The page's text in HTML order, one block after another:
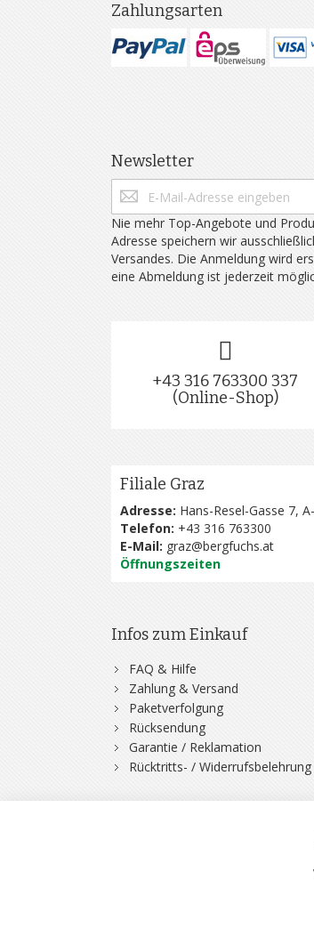
Zahlungsarten
Newsletter
Nie mehr Top-Angebote und
Adresse speichern wir
Versandes. Die Anmeldung wird
eine Abmeldung ist jederzeit
+43 316 763300 337
(Online-Shop)
Filiale Graz
Adresse: Hans-Resel-Gasse 7,
Telefon: +43 316 763300
E-Mail: graz@bergfuchs.at
Öffnungszeiten
Infos zum Einkauf
FAQ & Hilfe
Zahlung & Versand
Paketverfolgung
Rücksendung
Garantie / Reklamation
Rücktritts- / Widerrufsbelehrung